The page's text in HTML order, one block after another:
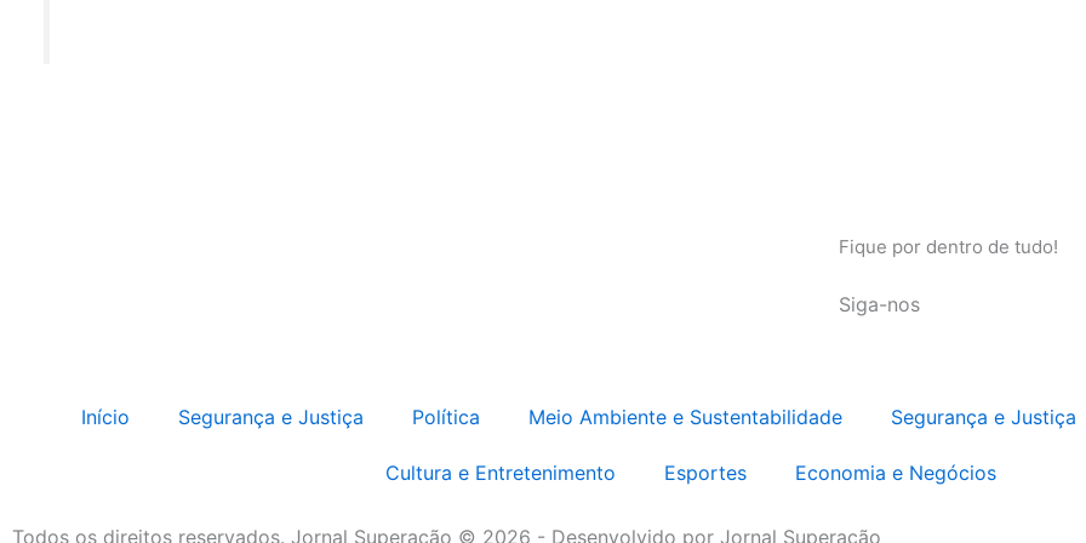
Fique por dentro de tudo!
Siga-nos
Início Segurança e Justiça Política Meio Ambiente e Sustentabilidade Segurança e Justiça
Cultura e Entretenimento Esportes Economia e Negócios
Todos os direitos reservados. Jornal Superação © 2026 - Desenvolvido por Jornal Superação